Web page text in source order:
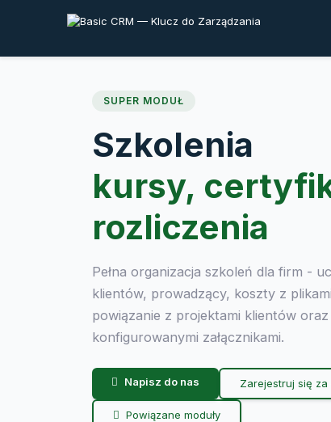
SUPER MODUŁ
Szkolenia
kursy,
rozliczenia
Pełna organizacja szkoleń dla firm -
klientów, prowadzący, koszty z
powiązanie z projektami klientów oraz
konfigurowanymi załącznikami.
Napisz do nas Zarejestruj się za
Powiązane moduły